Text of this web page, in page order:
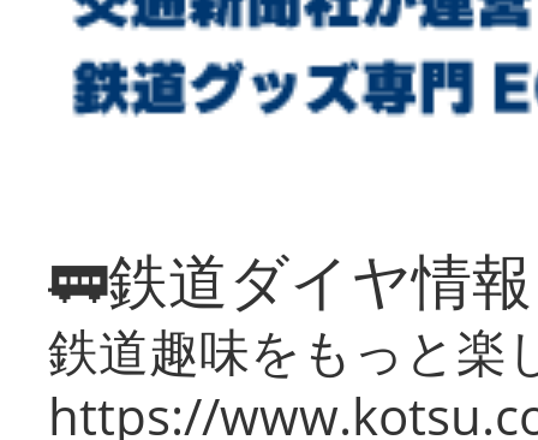
🚃鉄道ダイヤ情
鉄道趣味をもっと楽
https://